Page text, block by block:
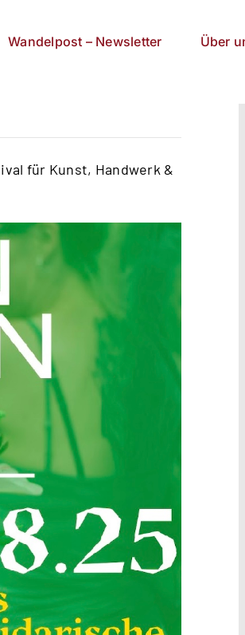
Wandelpost – Newsletter Über
für Kunst, Handwerk &